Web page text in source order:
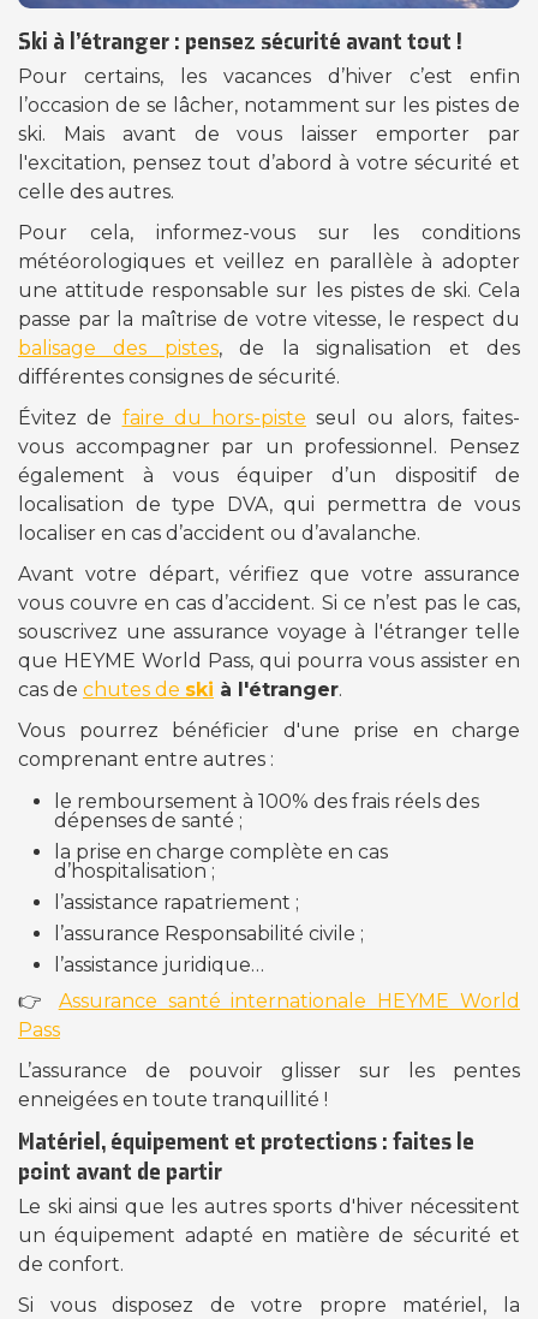
Ski à l’étranger : pensez sécurité avant tout !
Pour certains, les vacances d’hiver c’est enfin
l’occasion de se lâcher, notamment sur les pistes de
ski. Mais avant de vous laisser emporter par
l'excitation, pensez tout d’abord à votre sécurité et
celle des autres.
Pour cela, informez-vous sur les conditions
météorologiques et veillez en parallèle à adopter
une attitude responsable sur les pistes de ski. Cela
passe par la maîtrise de votre vitesse, le respect du
balisage des pistes, de la signalisation et des
différentes consignes de sécurité.
Évitez de faire du hors-piste seul ou alors, faites-
vous accompagner par un professionnel. Pensez
également à vous équiper d’un dispositif de
localisation de type DVA, qui permettra de vous
localiser en cas d’accident ou d’avalanche.
Avant votre départ, vérifiez que votre assurance
vous couvre en cas d’accident. Si ce n’est pas le cas,
souscrivez une assurance voyage à l'étranger telle
que HEYME World Pass, qui pourra vous assister en
cas de chutes de ski à l'étranger.
Vous pourrez bénéficier d'une prise en charge
comprenant entre autres :
le remboursement à 100% des frais réels des
dépenses de santé ;
la prise en charge complète en cas
d’hospitalisation ;
l’assistance rapatriement ;
l’assurance Responsabilité civile ;
l’assistance juridique…
👉 Assurance santé internationale HEYME World
Pass
L’assurance de pouvoir glisser sur les pentes
enneigées en toute tranquillité !
Matériel, équipement et protections : faites le
point avant de partir
Le ski ainsi que les autres sports d'hiver nécessitent
un équipement adapté en matière de sécurité et
de confort.
Si vous disposez de votre propre matériel, la